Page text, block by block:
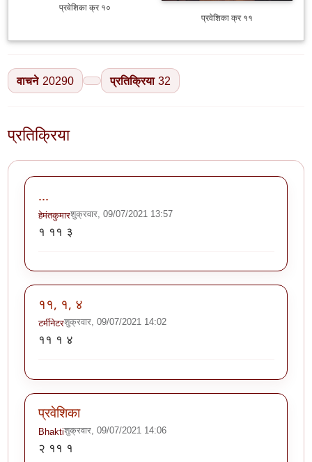
प्रवेशिका क्र १०
प्रवेशिका क्र ११
वाचने 20290 प्रतिक्रिया 32
प्रतिक्रिया
...
हेमंतकुमारशुक्रवार, 09/07/2021 13:57
१ ११ ३
११, १, ४
टर्मीनेटरशुक्रवार, 09/07/2021 14:02
११ १ ४
प्रवेशिका
Bhaktiशुक्रवार, 09/07/2021 14:06
२ ११ १